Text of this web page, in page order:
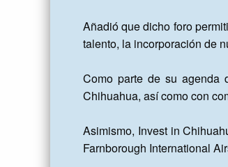
Añadió que dicho foro
talento, la incorporación de
Como parte de su agenda
Chihuahua, así como con
Asimismo, Invest in
Farnborough International